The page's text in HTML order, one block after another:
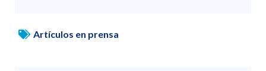
Artículos en prensa